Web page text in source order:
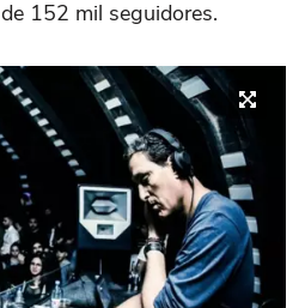
152 mil seguidores.